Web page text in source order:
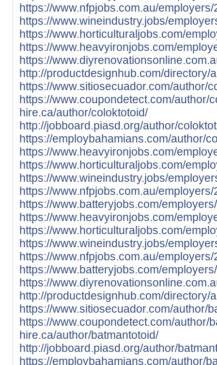
https://www.nfpjobs.com.au/
https://www.wineindustry.jobs/
https://www.horticulturaljobs.com/
https://www.heavyironjobs.com/
https://
http://productdesignhub.com/directory/
https://www.sitiosecuador.com/author/
https://www.coupondetect.com/author/
hire.ca/author/coloktotoid/
http://jobboard.piasd.org/author/
https://employbahamians.com/author/
https://www.heavyironjobs.com/
https://www.horticulturaljobs.com/
https://www.wineindustry.jobs/
https://www.nfpjobs.com.au/
https://www.batteryjobs.com/
https://www.heavyironjobs.com/
https://www.horticulturaljobs.com/
https://www.wineindustry.jobs/
https://www.nfpjobs.com.au/
https://www.batteryjobs.com/
https://
http://productdesignhub.com/directory/
https://www.sitiosecuador.com/author/
https://www.coupondetect.com/author/
hire.ca/author/batmantotoid/
http://jobboard.piasd.org/author/
https://employbahamians.com/author/